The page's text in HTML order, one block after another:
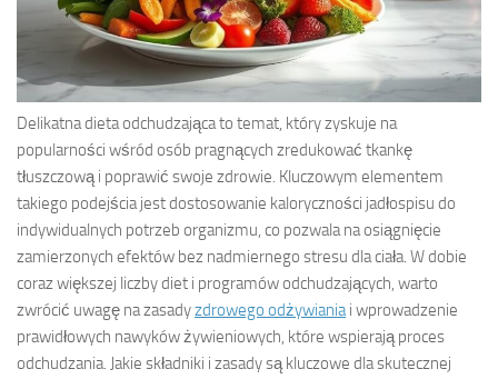
Delikatna dieta odchudzająca to temat, który zyskuje na
popularności wśród osób pragnących zredukować tkankę
tłuszczową i poprawić swoje zdrowie. Kluczowym elementem
takiego podejścia jest dostosowanie kaloryczności jadłospisu do
indywidualnych potrzeb organizmu, co pozwala na osiągnięcie
zamierzonych efektów bez nadmiernego stresu dla ciała. W dobie
coraz większej liczby diet i programów odchudzających, warto
zwrócić uwagę na zasadyzdrowego odżywianiai wprowadzenie
prawidłowych nawyków żywieniowych, które wspierają proces
odchudzania. Jakie składniki i zasady są kluczowe dla skutecznej